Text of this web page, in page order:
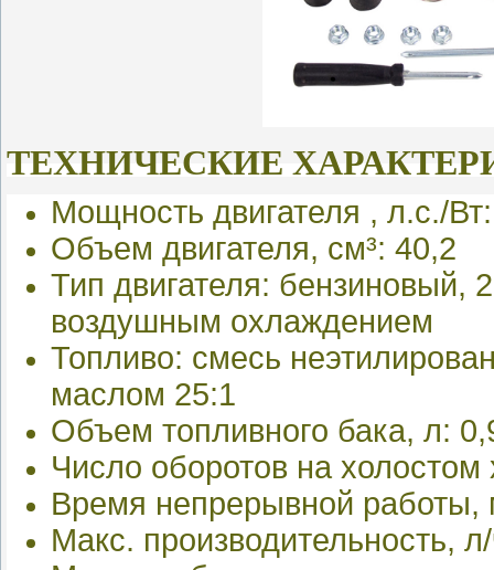
ТЕХНИЧЕСКИЕ
Мощность двигателя , л.с./
Объем двигателя, см³: 40,2
Тип двигателя: бензиновый,
воздушным охлаждением
Топливо: смесь
маслом 25:1
Объем топливного бака, л:
Число оборотов на
Время непрерывной работы,
Макс. производительность,